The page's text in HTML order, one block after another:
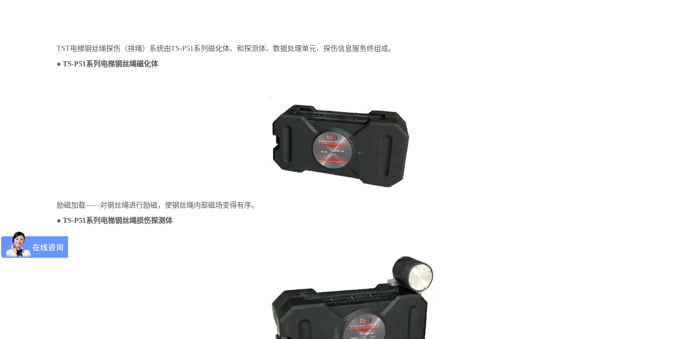
TST电梯钢丝绳探伤（排绳）系统由TS-P51系列磁化体、和探测体、数据处理单元、探伤信息服务终组成。
● TS-P51系列电梯钢丝绳磁化体
励磁加载——对钢丝绳进行励磁，使钢丝绳内部磁场变得有序。
● TS-P51系列电梯钢丝绳损伤探测体